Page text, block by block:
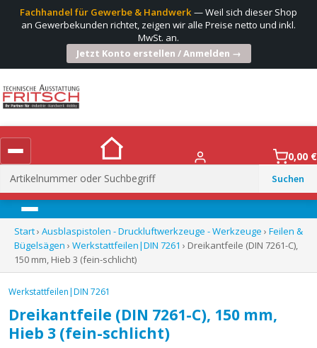
Fachhandel für Gewerbe & Handwerk— Weil sich dieser Shop
an Gewerbekunden richtet, zeigen wir alle Preise netto und inkl.
MwSt. an.
Jetzt Konto erstellen / Anmelden →
Suchen
nach:
0,00 €
Menü
Start› Ausblaspistolen - Druckluftwerkzeuge - Werkzeuge › Feilen &
Bügelsägen › Werkstattfeilen|DIN 7261 › Dreikantfeile (DIN 7261-C),
150 mm, Hieb 3 (fein-schlicht)
Werkstattfeilen|DIN 7261
Dreikantfeile (DIN 7261-C), 150 mm,
Hieb 3 (fein-schlicht)